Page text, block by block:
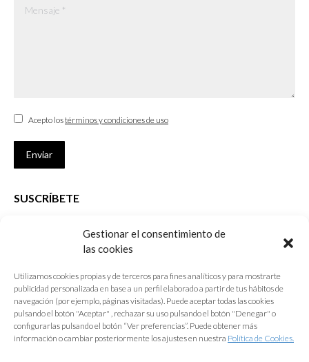
Gestionar el consentimiento de
las cookies
Utilizamos cookies propias y de terceros para fines analíticos y para mostrarte
publicidad personalizada en base a un perfil elaborado a partir de tus hábitos de
navegación (por ejemplo, páginas visitadas). Puede aceptar todas las cookies
pulsando el botón "Aceptar" , rechazar su uso pulsando el botón "Denegar" o
configurarlas pulsando el botón “Ver preferencias”. Puede obtener más
información o cambiar posteriormente los ajustes en nuestra Política de Cookies.
Mensaje *
Acepto lostérminos y condiciones de uso
Enviar
SUSCRÍBETE
que desarrolla el Colegio de Arquitectos de Cádiz
E-mail *
Acepto lostérminos y condiciones de uso